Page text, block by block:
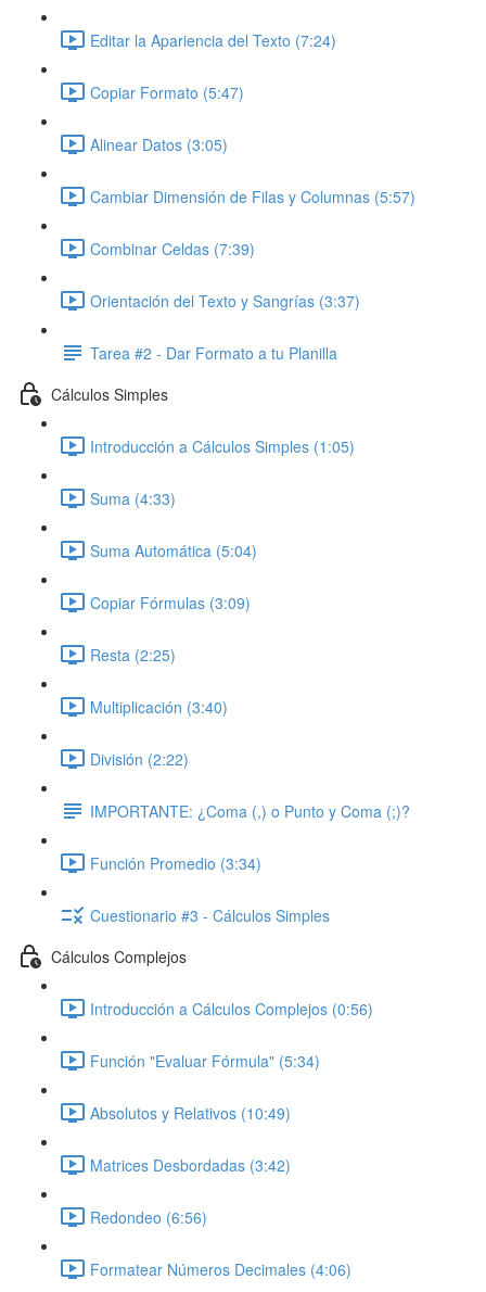
Editar la Apariencia del Texto (7:24)
Copiar Formato (5:47)
Alinear Datos (3:05)
Cambiar Dimensión de Filas y Columnas (5:57)
Combinar Celdas (7:39)
Orientación del Texto y Sangrías (3:37)
Tarea #2 - Dar Formato a tu Planilla
Cálculos Simples
Introducción a Cálculos Simples (1:05)
Suma (4:33)
Suma Automática (5:04)
Copiar Fórmulas (3:09)
Resta (2:25)
Multiplicación (3:40)
División (2:22)
IMPORTANTE: ¿Coma (,) o Punto y Coma (;)?
Función Promedio (3:34)
Cuestionario #3 - Cálculos Simples
Cálculos Complejos
Introducción a Cálculos Complejos (0:56)
Función "Evaluar Fórmula" (5:34)
Absolutos y Relativos (10:49)
Matrices Desbordadas (3:42)
Redondeo (6:56)
Formatear Números Decimales (4:06)